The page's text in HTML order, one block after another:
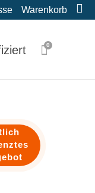
Warenkorb
0